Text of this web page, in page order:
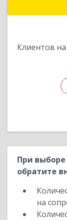
Клиентов
При
обратите
на